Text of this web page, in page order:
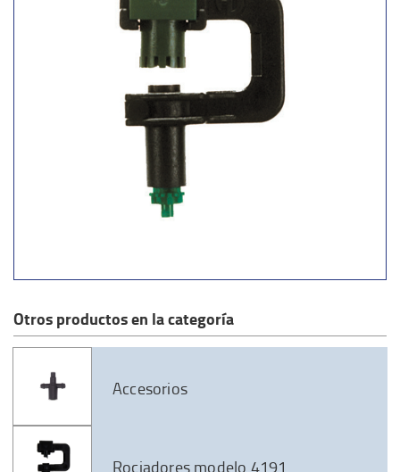
Otros productos en la categoría
Accesorios
Rociadores modelo 4191